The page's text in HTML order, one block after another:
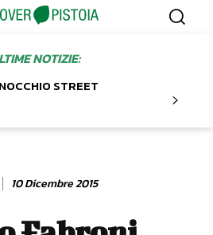
NOTIZIE:
STREET
10 Dicembre 2015